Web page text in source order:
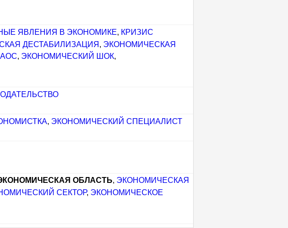
ЯВЛЕНИЯ В ЭКОНОМИКЕ, КРИЗИС
ДЕСТАБИЛИЗАЦИЯ , ЭКОНОМИЧЕСКАЯ
, ЭКОНОМИЧЕСКИЙ ШОК,
, ЭКОНОМИЧЕСКИЙ СПЕЦИАЛИСТ
ОБЛАСТЬ, ЭКОНОМИЧЕСКАЯ
СЕКТОР, ЭКОНОМИЧЕСКОЕ